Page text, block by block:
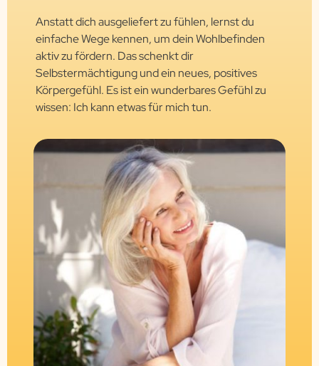
Anstatt dich ausgeliefert zu fühlen, lernst du
einfache Wege kennen, um dein Wohlbefinden
aktiv zu fördern. Das schenkt dir
Selbstermächtigung und ein neues, positives
Körpergefühl. Es ist ein wunderbares Gefühl zu
wissen: Ich kann etwas für mich tun.